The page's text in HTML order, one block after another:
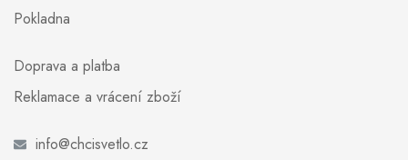
Pokladna
Doprava a platba
Reklamace a vrácení zboží
info@chcisvetlo.cz